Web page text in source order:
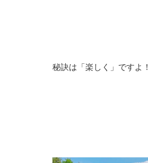
秘訣は「楽しく」ですよ！